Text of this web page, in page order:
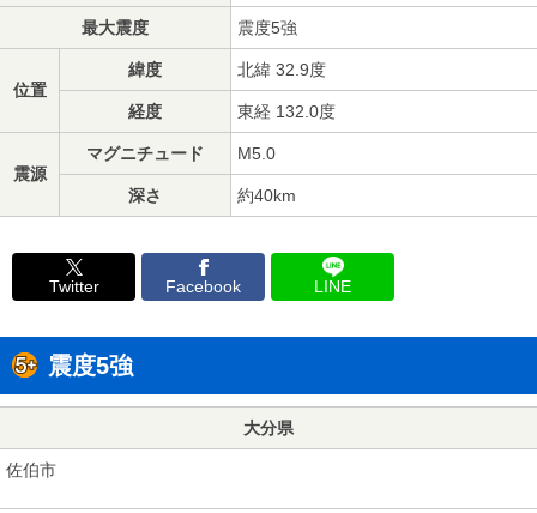
最大震度 震度5強
位置
緯度 北緯 32.9度
経度 東経 132.0度
震源
マグニチュード M5.0
深さ 約40km
Twitter Facebook LINE
震度5強
大分県
佐伯市